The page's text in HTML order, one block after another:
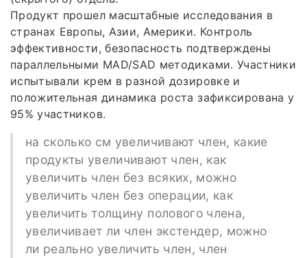
Продукт прошел масштабные исследования в
странах Европы, Азии, Америки. Контроль
эффективности, безопасность подтверждены
параллельными MAD/SAD методиками. Участники
испытывали крем в разной дозировке и
положительная динамика роста зафиксирована у
95% участников.
на сколько см увеличивают член, какие
продукты увеличивают член, как
увеличить член без всяких, можно
увеличить член без операции, как
увеличить толщину полового члена,
увеличивает ли член экстендер, можно
ли реально увеличить член, член